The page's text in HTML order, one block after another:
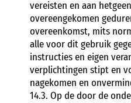
vereisten en aan
overeengekomen
overeenkomst, mits
alle voor dit gebruik
instructies en eigen
verplichtingen stipt en
nagekomen en
14.3. Op de door de